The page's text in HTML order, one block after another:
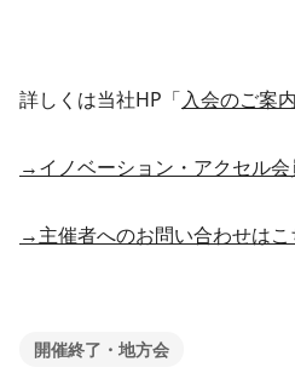
詳しくは当社HP「入会のご案内
→イノベーション・アクセル
→主催者へのお問い合わせはこ
開催終了・地方会